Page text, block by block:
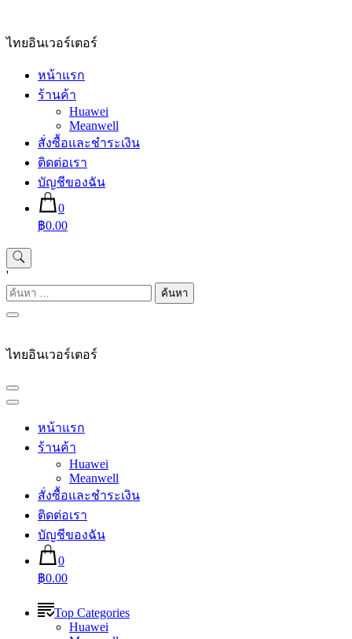
content
ไทยอินเวอร์เตอร์
หน้าแรก
ร้านค้า
Huawei
Meanwell
สั่งซื้อและชำระเงิน
ติดต่อเรา
บัญชีของฉัน
0
฿0.00
'
ค้นหา
สำหรับ:
ไทยอินเวอร์เตอร์
หน้าแรก
ร้านค้า
Huawei
Meanwell
สั่งซื้อและชำระเงิน
ติดต่อเรา
บัญชีของฉัน
0
฿0.00
Top Categories
Huawei